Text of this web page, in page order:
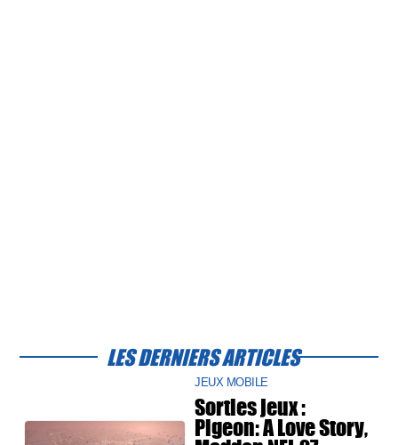
LES DERNIERS ARTICLES
JEUX MOBILE
Sorties jeux :
Pigeon: A Love Story,